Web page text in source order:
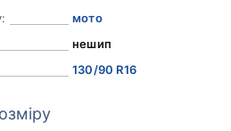
мото
нешип
130/90 R16